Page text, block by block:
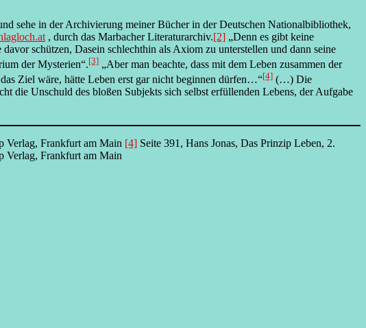
sehe in der Archivierung meiner Bücher in der Deutschen Nationalbibliothek,
, durch das Marbacher Literaturarchiv.[2] „Denn es gibt keine
schützen, Dasein schlechthin als Axiom zu unterstellen und dann seine
der Mysterien“.[3] „Aber man beachte, dass mit dem Leben zusammen der
Ziel wäre, hätte Leben erst gar nicht beginnen dürfen…“[4] (…) Die
die Unschuld des bloßen Subjekts sich selbst erfüllenden Lebens, der Aufgabe
Verlag, Frankfurt am Main [4] Seite 391, Hans Jonas, Das Prinzip Leben, 2.
Verlag, Frankfurt am Main